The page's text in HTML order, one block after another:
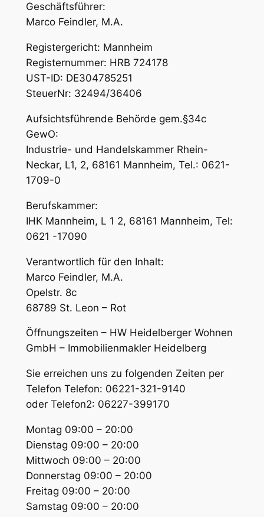
Geschäftsführer:
Marco Feindler, M.A.
Registergericht: Mannheim
Registernummer: HRB 724178
UST-ID: DE304785251
SteuerNr: 32494/36406
Aufsichtsführende Behörde gem.§34c
GewO:
Industrie- und Handelskammer Rhein-
Neckar, L1, 2, 68161 Mannheim, Tel.: 0621-
1709-0
Berufskammer:
IHK Mannheim, L 1 2, 68161 Mannheim, Tel:
0621 -17090
Verantwortlich für den Inhalt:
Marco Feindler, M.A.
Opelstr. 8c
68789 St. Leon – Rot
Öffnungszeiten – HW Heidelberger Wohnen
GmbH – Immobilienmakler Heidelberg
Sie erreichen uns zu folgenden Zeiten per
Telefon Telefon: 06221-321-9140
oder Telefon2: 06227-399170
Montag 09:00 – 20:00
Dienstag 09:00 – 20:00
Mittwoch 09:00 – 20:00
Donnerstag 09:00 – 20:00
Freitag 09:00 – 20:00
Samstag 09:00 – 20:00